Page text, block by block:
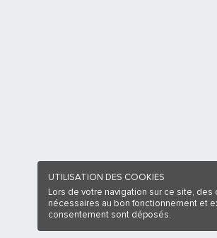
UTILISATION DES COOKIES
Lors de votre navigation sur ce site, des
nécessaires au bon fonctionnement et
consentement sont déposés.